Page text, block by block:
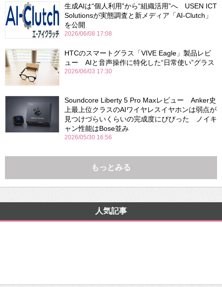
生成AIは“個人利用”から“組織活用”へ USEN ICT
Solutionsが実態調査と新メディア「AI-Clutch」
を公開
2026/06/08 17:08
HTCのスマートグラス「VIVE Eagle」製品レビ
ュー AIと音声操作に特化した“日常使い”グラス
2026/06/03 17:30
Soundcore Liberty 5 Pro Maxレビュー Anker史
上最上位クラスのAIワイヤレスイヤホンは弱点が
見つけづらいくらいの完成度にびびった ノイキ
ャン性能はBose並み
2026/05/30 16:56
もっとみる
人気記事